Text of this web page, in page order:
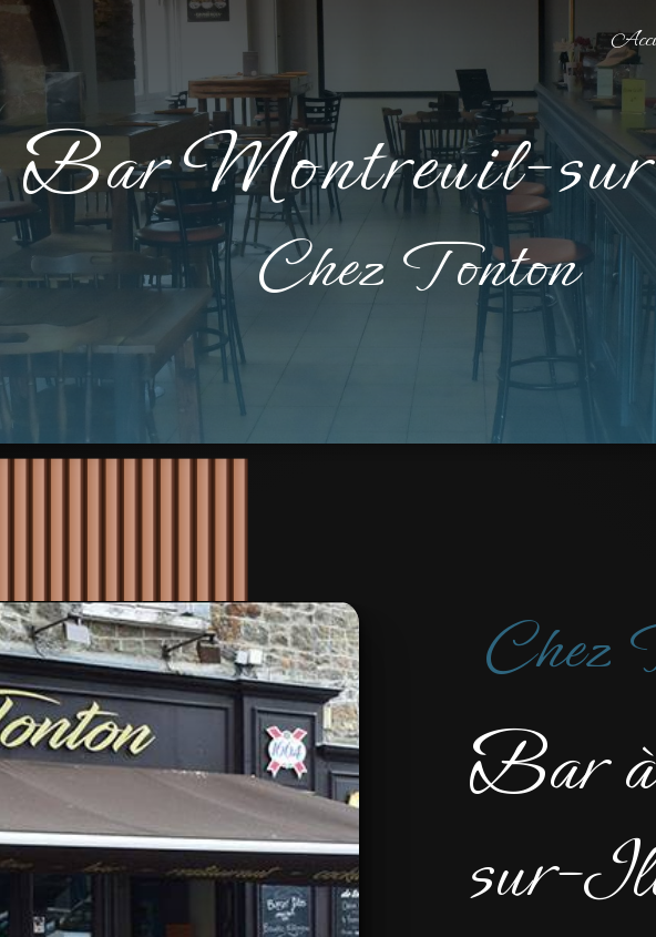
bar Montreuil-
Chez Tonton
bar à Montreuil-
sur-